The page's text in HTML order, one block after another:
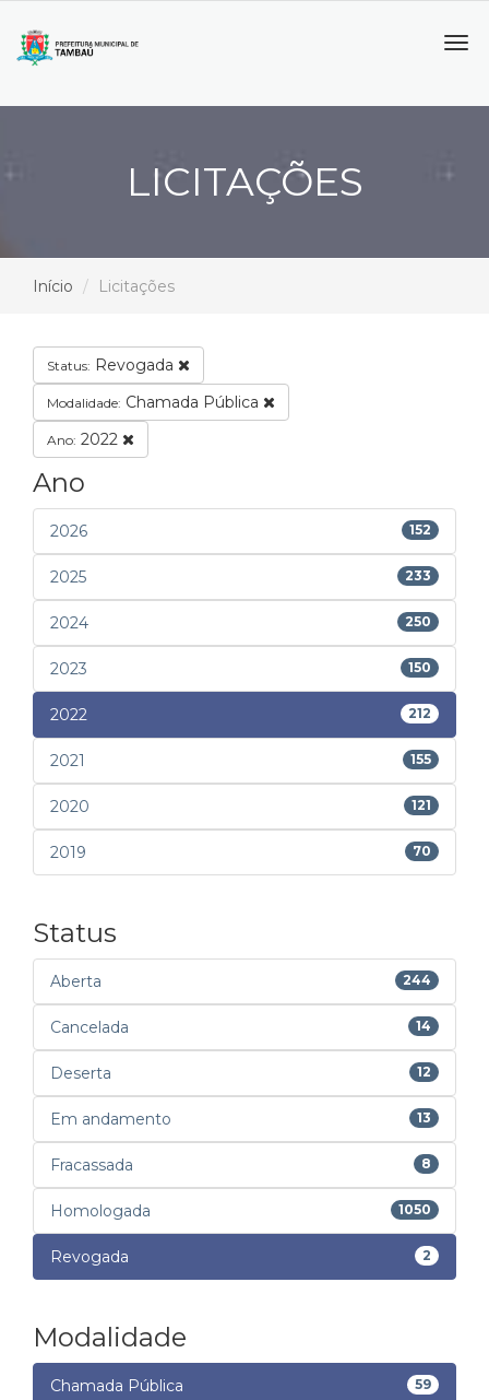
LICITAÇÕES
Início Licitações
Status: Revogada
Modalidade: Chamada Pública
Ano: 2022
Ano
2026 152
2025 233
2024 250
2023 150
2022 212
2021 155
2020 121
2019 70
Status
Aberta 244
Cancelada 14
Deserta 12
Em andamento 13
Fracassada 8
Homologada 1050
Revogada 2
Modalidade
Chamada Pública 59